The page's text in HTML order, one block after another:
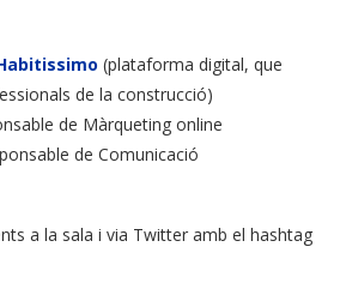
(plataforma digital, que
de la construcció)
de Màrqueting online
de Comunicació
a la sala i via Twitter amb el hashtag